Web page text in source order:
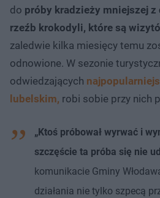
do próby kradzieży mniejszej
rzeźb krokodyli, które są
zaledwie kilka miesięcy temu
odnowione. W sezonie
odwiedzających
lubelskim, robi sobie przy nich
„Ktoś próbował wyrwać i
szczęście ta próba się nie
komunikacie Gminy
działania nie tylko szpecą